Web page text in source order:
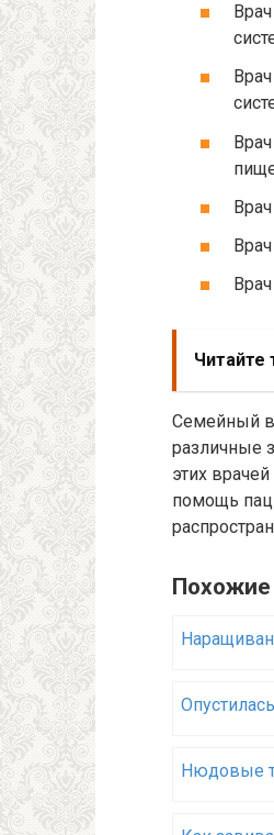
Читайте
Семейный
различные
этих
помощь
Похожие
Нюдовые